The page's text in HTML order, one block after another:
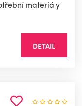
materiály
DETAIL